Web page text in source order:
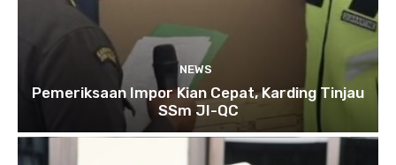
NEWS
Pemeriksaan Impor Kian Cepat, Karding Tinjau
SSm JI-QC